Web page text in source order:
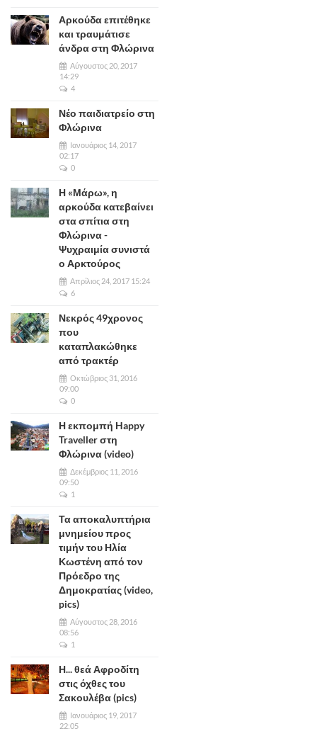
Αρκούδα επιτέθηκε
και τραυμάτισε
άνδρα στη Φλώρινα
Αύγουστος 20, 2017
14:29
4
Νέο παιδιατρείο στη
Φλώρινα
Ιανουάριος 14, 2017
02:17
0
Η «Μάρω», η
αρκούδα κατεβαίνει
στα σπίτια στη
Φλώρινα -
Ψυχραιμία συνιστά
ο Αρκτούρος
Απρίλιος 24, 2017 15:24
6
Νεκρός 49χρονος
που
καταπλακώθηκε
από τρακτέρ
Οκτώβριος 31, 2016
09:00
0
Η εκπομπή Happy
Traveller στη
Φλώρινα (video)
Δεκέμβριος 11, 2016
09:50
1
Τα αποκαλυπτήρια
μνημείου προς
τιμήν του Ηλία
Κωστένη από τον
Πρόεδρο της
Δημοκρατίας (video,
pics)
Αύγουστος 28, 2016
08:56
1
Η... θεά Αφροδίτη
στις όχθες του
Σακουλέβα (pics)
Ιανουάριος 19, 2017
22:05